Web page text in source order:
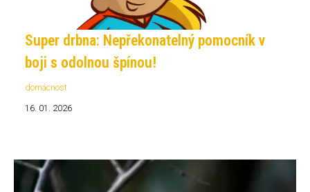
Super drbna: Nepřekonatelný pomocník v
boji s odolnou špínou!
domácnost
16. 01. 2026